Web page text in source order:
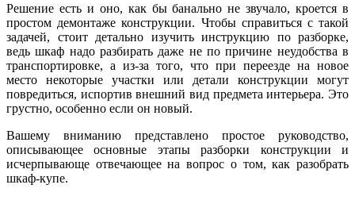
Решение есть и оно, как бы банально не звучало, кроется в
простом демонтаже конструкции. Чтобы справиться с такой
задачей, стоит детально изучить инструкцию по разборке,
ведь шкаф надо разбирать даже не по причине неудобства в
транспортировке, а из-за того, что при переезде на новое
место некоторые участки или детали конструкции могут
повредиться, испортив внешний вид предмета интерьера. Это
грустно, особенно если он новый.
Вашему вниманию представлено простое руководство,
описывающее основные этапы разборки конструкции и
исчерпывающе отвечающее на вопрос о том, как разобрать
шкаф-купе.